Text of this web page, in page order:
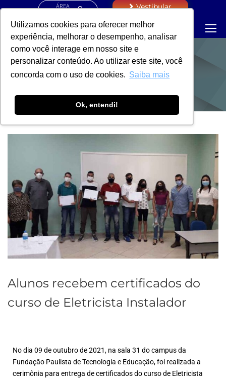
Utilizamos cookies para oferecer melhor
experiência, melhorar o desempenho, analisar
como você interage em nosso site e
personalizar conteúdo. Ao utilizar este site, você
concorda com o uso de cookies. Saiba mais
Ok, entendi!
ÁREA
Vestibular
NOTÍCIAS
Alunos recebem certificados do
curso de Eletricista Instalador
No dia 09 de outubro de 2021, na sala 31 do campus da
Fundação Paulista de Tecnologia e Educação, foi realizada a
cerimônia para entrega de certificados do curso de Eletricista